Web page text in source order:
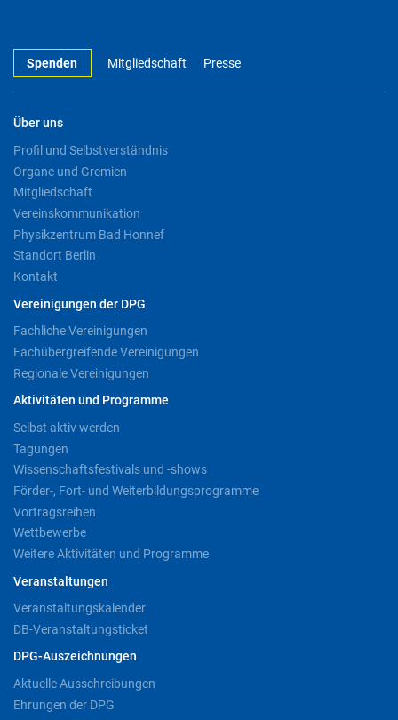
Spenden Mitgliedschaft Presse
Über uns
Profil und Selbstverständnis
Organe und Gremien
Mitgliedschaft
Vereinskommunikation
Physikzentrum Bad Honnef
Standort Berlin
Kontakt
Vereinigungen der DPG
Fachliche Vereinigungen
Fachübergreifende Vereinigungen
Regionale Vereinigungen
Aktivitäten und Programme
Selbst aktiv werden
Tagungen
Wissenschaftsfestivals und -shows
Förder-, Fort- und Weiterbildungsprogramme
Vortragsreihen
Wettbewerbe
Weitere Aktivitäten und Programme
Veranstaltungen
Veranstaltungskalender
DB-Veranstaltungsticket
DPG-Auszeichnungen
Aktuelle Ausschreibungen
Ehrungen der DPG